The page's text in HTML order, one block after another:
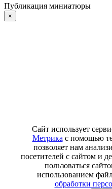
Публикация миниатюры
×
Сайт использует
Метрика с помощью
позволяет нам
посетителей с сайтом и
пользоваться
использованием
обработки